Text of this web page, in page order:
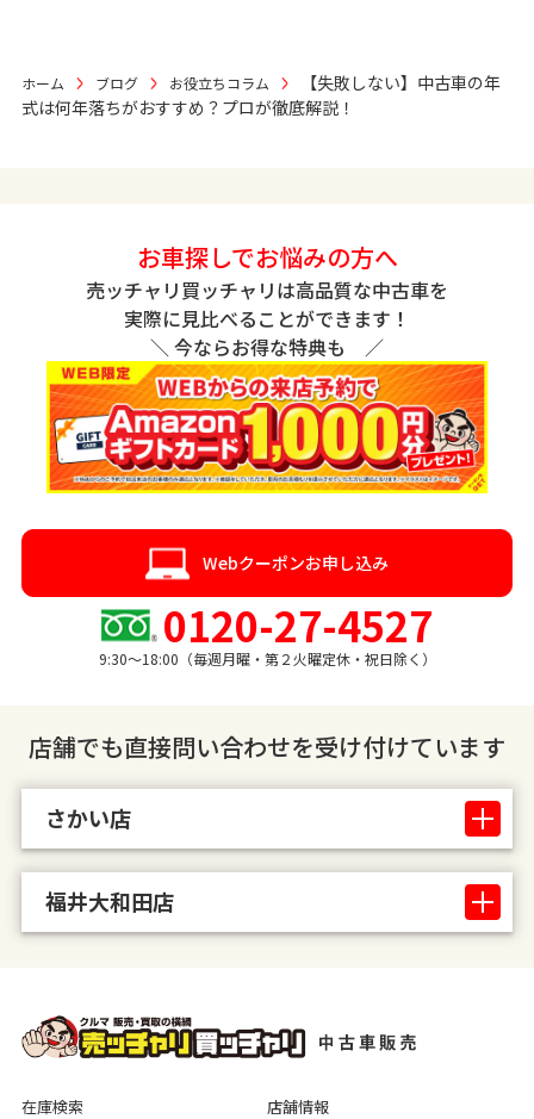
ホーム ブログ お役立ちコラム
【失敗しない】中古車の年
式は何年落ちがおすすめ？プロが徹底解説！
お車探しでお悩みの方へ
売ッチャリ買ッチャリは高品質な中古車を
実際に見比べることができます！
＼ 今ならお得な特典も ／
Webクーポンお申し込み
0120-27-4527
9:30〜18:00（毎週月曜・第２火曜定休・祝日除く）
店舗でも直接問い合わせを受け付けています
さかい店
福井大和田店
在庫検索 店舗情報